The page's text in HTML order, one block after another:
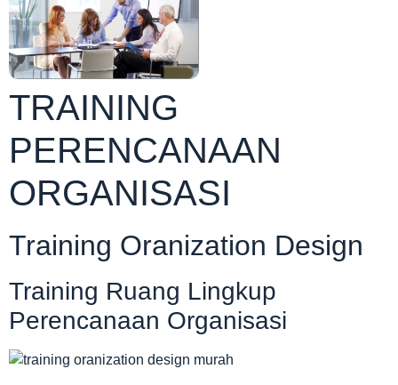
TRAINING
PERENCANAAN
ORGANISASI
Training Oranization Design
Training Ruang Lingkup
Perencanaan Organisasi